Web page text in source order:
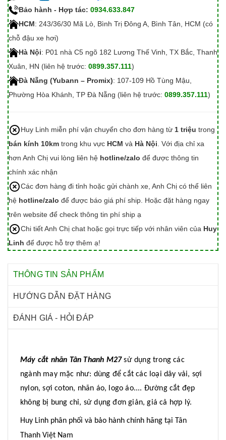
Bảo hành - Hợp tác: 0934.633.847
HCM: 243/36/30 Mã Lò, Bình Trị Đông A, Bình Tân, HCM (có
chỗ đậu xe hơi)
Hà Nội: P01 nhà C5 ngõ 182 Lương Thế Vinh, TX Bắc, Thanh
Xuân, HN (liên hệ trước: 0899.357.111)
Đà Nẵng (Yubann – Promix): 107-109 Hồ Tùng Mậu,
Phường Hòa Khánh, TP Đà Nẵng (liên hệ trước: 0899.357.111)
Huy Linh miễn phí vận chuyển cho đơn hàng từ 1 triệu trong
bán kính 10km trong khu vực HCM và Hà Nội . Với địa chỉ xa
hơn Anh Chị vui lòng liên hệ hotline/zalo để được thông tin
chính xác nhận
Các đơn hàng đi tỉnh hoặc gửi chành xe, Anh Chị có thể liên
hệ hotline/zalo để được báo giá phí ship. Hoặc đặt hàng ngay
trên website để check thông tin phí ship ạ
Chi tiết Anh Chị chat hoặc gọi trực tiếp với nhân viên của Huy
Linh để được hỗ trợ thêm ạ!
THÔNG TIN SẢN PHẨM
HƯỚNG DẪN ĐẶT HÀNG
ĐÁNH GIÁ - HỎI ĐÁP
Máy cắt nhãn Tân Thanh M27sử dụng trong các
ngành may mặc như: dùng để cắt các loại dây vải, sợi
nylon, sợi coton, nhãn áo, logo áo.... Đường cắt đẹp
không bị bung chỉ, sử dụng đơn giản, giá cả hợp lý.
Huy Linh phân phối và bảo hành chính hãng tại Tân
Thanh Việt Nam